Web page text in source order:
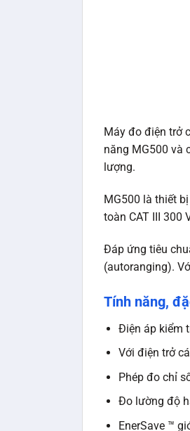
Máy đo điện trở
năng MG500 và
lượng.
MG500 là thiết
toàn CAT III 300
Đáp ứng tiêu
(autoranging).
Tính năng,
Điện áp kiểm
Với điện trở
Phép đo chỉ
Đo lường độ
EnerSave ™